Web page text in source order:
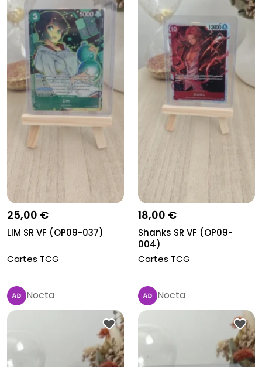
25,00 €
LIM SR VF (OP09-037)
Cartes TCG
18,00 €
Shanks SR VF (OP09-
004)
Cartes TCG
Nocta Nocta